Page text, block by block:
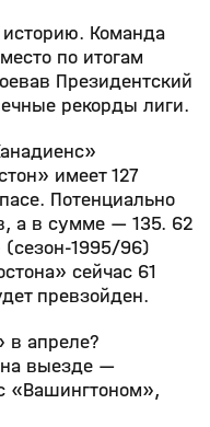
Команда
по итогам
Президентский
рекорды лиги.
имеет 127
Потенциально
а в сумме — 135. 62
1995/96)
сейчас 61
превзойден.
в апреле?
выезде —